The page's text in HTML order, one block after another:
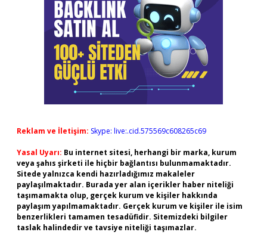
Reklam ve İletişim: Skype: live:.cid.575569c608265c69
Yasal Uyarı: Bu internet sitesi, herhangi bir marka, kurum
veya şahıs şirketi ile hiçbir bağlantısı bulunmamaktadır.
Sitede yalnızca kendi hazırladığımız makaleler
paylaşılmaktadır. Burada yer alan içerikler haber niteliği
taşımamakta olup, gerçek kurum ve kişiler hakkında
paylaşım yapılmamaktadır. Gerçek kurum ve kişiler ile isim
benzerlikleri tamamen tesadüfidir. Sitemizdeki bilgiler
taslak halindedir ve tavsiye niteliği taşımazlar.